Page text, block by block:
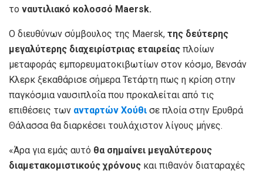
το ναυτιλιακό κολοσσό Maersk.
O διευθύνων σύμβουλος της Maersk, της δεύτερης
μεγαλύτερης διαχειρίστριας εταιρείας πλοίων
μεταφοράς εμπορευματοκιβωτίων στον κόσμο, Βενσάν
Κλερκ ξεκαθάρισε σήμερα Τετάρτη πως η κρίση στην
παγκόσμια ναυσιπλοΐα που προκαλείται από τις
επιθέσεις των ανταρτών Χούθι σε πλοία στην Ερυθρά
Θάλασσα θα διαρκέσει τουλάχιστον λίγους μήνες.
«Άρα για εμάς αυτό θα σημαίνει μεγαλύτερους
διαμετακομιστικούς χρόνους και πιθανόν διαταραχές